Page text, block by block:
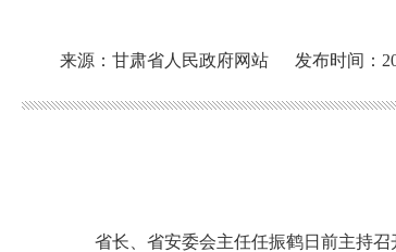
来源：甘肃省人民政府网站 发布时间：
省长、省安委会主任任振鹤日前主持